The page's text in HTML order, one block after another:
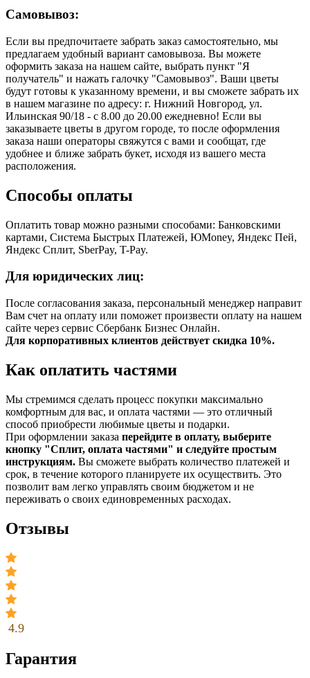
Самовывоз:
Если вы предпочитаете забрать заказ самостоятельно, мы
предлагаем удобный вариант самовывоза. Вы можете
оформить заказа на нашем сайте, выбрать пункт "Я
получатель" и нажать галочку "Самовывоз". Ваши цветы
будут готовы к указанному времени, и вы сможете забрать их
в нашем магазине по адресу: г. Нижний Новгород, ул.
Ильинская 90/18 - с 8.00 до 20.00 ежедневно! Если вы
заказываете цветы в другом городе, то после оформления
заказа наши операторы свяжутся с вами и сообщат, где
удобнее и ближе забрать букет, исходя из вашего места
расположения.
Способы оплаты
Оплатить товар можно разными способами: Банковскими
картами, Система Быстрых Платежей, ЮMoney, Яндекс Пей,
Яндекс Сплит, SberPay, T-Pay.
Для юридических лиц:
После согласования заказа, персональный менеджер направит
Вам счет на оплату или поможет произвести оплату на нашем
сайте через сервис Сбербанк Бизнес Онлайн.
Для корпоративных клиентов действует скидка 10%.
Как оплатить частями
Мы стремимся сделать процесс покупки максимально
комфортным для вас, и оплата частями — это отличный
способ приобрести любимые цветы и подарки.
При оформлении заказа перейдите в оплату, выберите
кнопку "Сплит, оплата частями" и следуйте простым
инструкциям. Вы сможете выбрать количество платежей и
срок, в течение которого планируете их осуществить. Это
позволит вам легко управлять своим бюджетом и не
переживать о своих единовременных расходах.
Отзывы
4.9
Гарантия